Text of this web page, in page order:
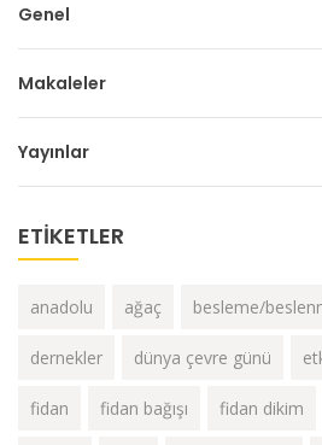
Genel
Makaleler
Yayınlar
ETIKETLER
anadolu ağaç besleme/
dernekler dünya çevre günü
fidan fidan bağışı fidan dikim